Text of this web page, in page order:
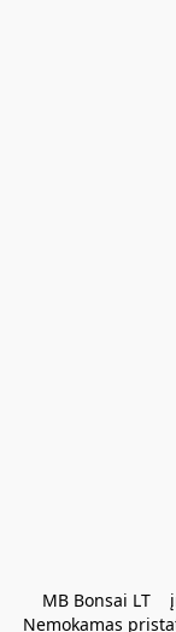
MB Bonsai LT
Nemokamas